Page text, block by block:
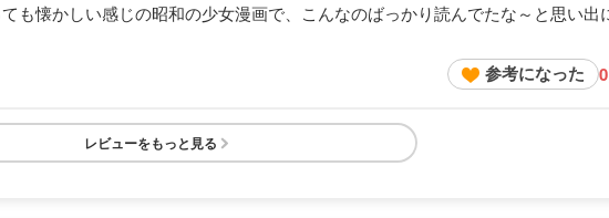
も懐かしい感じの昭和の少女漫画で、こんなのばっかり読んでたな～と思い出
参考になった 0
レビューをもっと見る